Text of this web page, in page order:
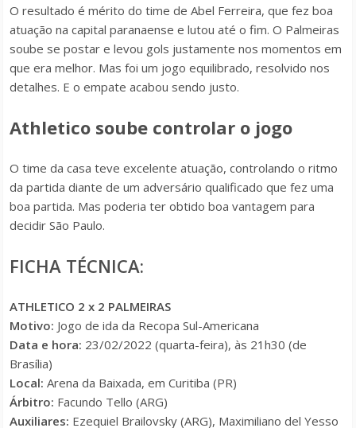
O resultado é mérito do time de Abel Ferreira, que fez boa
atuação na capital paranaense e lutou até o fim. O Palmeiras
soube se postar e levou gols justamente nos momentos em
que era melhor. Mas foi um jogo equilibrado, resolvido nos
detalhes. E o empate acabou sendo justo.
Athletico soube controlar o jogo
O time da casa teve excelente atuação, controlando o ritmo
da partida diante de um adversário qualificado que fez uma
boa partida. Mas poderia ter obtido boa vantagem para
decidir São Paulo.
FICHA TÉCNICA:
ATHLETICO 2 x 2 PALMEIRAS
Motivo: Jogo de ida da Recopa Sul-Americana
Data e hora: 23/02/2022 (quarta-feira), às 21h30 (de
Brasília)
Local: Arena da Baixada, em Curitiba (PR)
Árbitro: Facundo Tello (ARG)
Auxiliares: Ezequiel Brailovsky (ARG), Maximiliano del Yesso